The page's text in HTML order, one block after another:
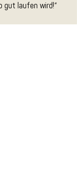
gut laufen wird!“